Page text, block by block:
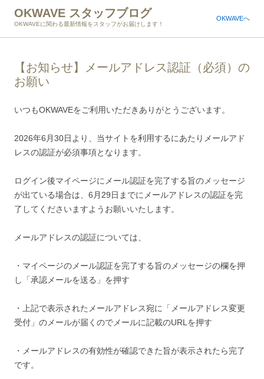
OKWAVE スタッフブログ
OKWAVEに関わる最新情報をスタッフがお届けします！
OKWAVEへ
【お知らせ】メールアドレス認証（必須）の
お願い
いつもOKWAVEをご利用いただきありがとうございます。
2026年6月30日より、当サイトを利用するにあたりメールアド
レスの認証が必須事項となります。
ログイン後マイページにメール認証を完了する旨のメッセージ
が出ている場合は、6月29日までにメールアドレスの認証を完
了してくださいますようお願いいたします。
メールアドレスの認証については、
・マイページのメール認証を完了する旨のメッセージの欄を押
し「承認メールを送る」を押す
・上記で表示されたメールアドレス宛に「メールアドレス変更
受付」のメールが届くのでメールに記載のURLを押す
・メールアドレスの有効性が確認できた旨が表示されたら完了
です。